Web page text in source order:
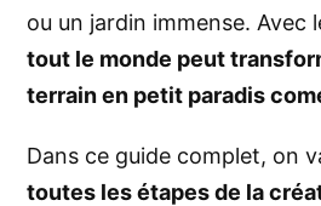
ou un jardin immense. Avec
tout le monde peut
terrain en petit paradis
Dans ce guide complet, on
toutes les étapes de la